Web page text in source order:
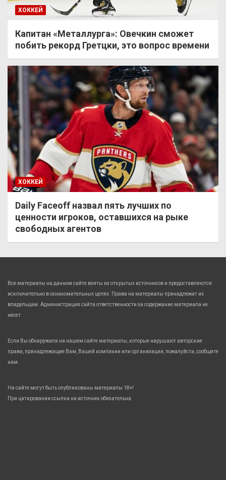
ХОККЕЙ
Капитан «Металлурга»: Овечкин сможет
побить рекорд Гретцки, это вопрос времени
ХОККЕЙ
Daily Faceoff назвал пять лучших по
ценности игроков, оставшихся на рыке
свободных агентов
Все материалы на данном сайте взяты из открытых источников и предоставляются
исключительно в ознакомительных целях. Права на материалы принадлежат их
владельцам. Администрация сайта ответственности за содержание материала не
несет.
Если Вы обнаружили на нашем сайте материалы, которые нарушают авторские
права, принадлежащие Вам, Вашей компании или организации, пожалуйста, сообщите
нам.
На сайте могут быть опубликованы материалы 18+!
При цитировании ссылка на источник обязательна.